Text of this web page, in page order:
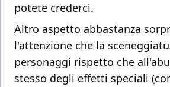
potete crederci.
Altro aspetto abbastanza
l'attenzione che la
personaggi rispetto che
stesso degli effetti speciali